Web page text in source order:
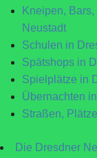
Kneipen,
Neustadt
Schulen in
Spätshops in
Spielplätze in
Übernachten
Straßen,
Die Dresdner